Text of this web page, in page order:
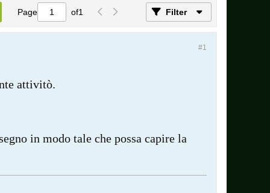
Page of1 Filter
#1
attivitò.
in modo tale che possa capire la